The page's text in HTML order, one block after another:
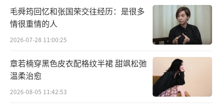
毛舜筠回忆和张国荣交往经历：是很多
情很重情的人
2026-07-28 11:00:25
章若楠穿黑色皮衣配格纹半裙 甜飒松弛
温柔治愈
2026-08-05 11:42:53